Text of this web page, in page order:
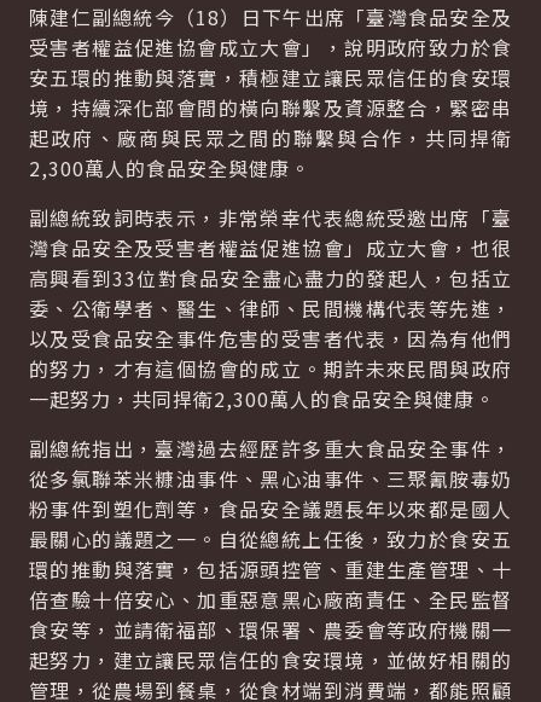
陳建仁副總統今（18）日下午出席「臺灣食品安全及
受害者權益促進協會成立大會」，說明政府致力於食
安五環的推動與落實，積極建立讓民眾信任的食安環
境，持續深化部會間的橫向聯繫及資源整合，緊密串
起政府、廠商與民眾之間的聯繫與合作，共同捍衛
2,300萬人的食品安全與健康。
副總統致詞時表示，非常榮幸代表總統受邀出席「臺
灣食品安全及受害者權益促進協會」成立大會，也很
高興看到33位對食品安全盡心盡力的發起人，包括立
委、公衛學者、醫生、律師、民間機構代表等先進，
以及受食品安全事件危害的受害者代表，因為有他們
的努力，才有這個協會的成立。期許未來民間與政府
一起努力，共同捍衛2,300萬人的食品安全與健康。
副總統指出，臺灣過去經歷許多重大食品安全事件，
從多氯聯苯米糠油事件、黑心油事件、三聚氰胺毒奶
粉事件到塑化劑等，食品安全議題長年以來都是國人
最關心的議題之一。自從總統上任後，致力於食安五
環的推動與落實，包括源頭控管、重建生產管理、十
倍查驗十倍安心、加重惡意黑心廠商責任、全民監督
食安等，並請衛福部、環保署、農委會等政府機關一
起努力，建立讓民眾信任的食安環境，並做好相關的
管理，從農場到餐桌，從食材端到消費端，都能照顧